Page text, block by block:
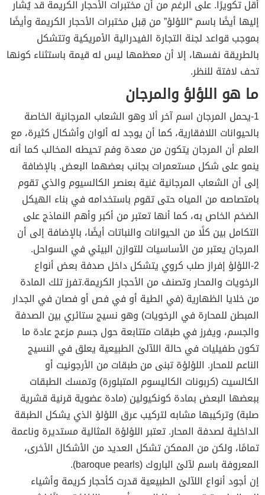
أقل تكويرًا. على الرغم من أن مختبرات الأحجار الكريمة قد يُشار
إليها أيضًا باسم “اللؤلؤ” من قِبل مختبرات الأحجار الكريمة وأيضًا
بموجب قواعد لجنة التجارة الفيدرالية الأمريكية وتتشكل
بالطريقة نفسها، إلا أن معظمها ليس له قيمة باستثناء كونها
تحف لافتة للنظر.
ما هو اللؤلؤ والمرجان
1-يحمل المرجان اسم آخر ألا وهو الشعاب المرجانية الخاصة
بالحيوانات اللافقارية، كما أن يوجد له ألوان وأشكال كثيرة، مع
العلم أن المرجان يتكون من معدة وفم تحيطه المخالب كما أنه
ينمو على شكل مستعمرات بجانب بعضهما البعض. بالإضافة
إلى أن الشعاب المرجانية غنية بعنصر الكالسيوم والذي تقوم
بامتصاصه من المياه حتى تقوم باستخدامه في بناء الهيكل
الضخم الخاص به، كما أنها تعتبر من أكبر وأهم النماذج على
التكامل بين كلًا من الحيوانات والنباتات أيضًا، بالإضافة إلى أن
المرجان يعتبر من الأساسيات للتوازن البيئي في السواحل.
2-اللؤلؤ إفراز صلب كروي يتشكل داخل صدفة بعض أنواع
الرخويات والمحار وتصنف من الأحجار الكريمة.تفرز تلك المادة
من خلايا الظهارية (في الطية أو في فص أو فصان في الجدار
المبطن للمحارة في الرخويات) وهو نسيج ستائري بين الصدفة
والجسم، ويفرز في طبقات متتابعة حول جسم مزعج عادة ما
تكون طفيليات في حالة اللآلئ الطبيعية يعلق في النسيج
الناعم للمحار. اللؤلؤة تبنى من طبقات من الأرجونيت أو
الكالسيت (كربونات الكاليسوم المتبلورة) وتمسك الطبقات
ببعضها البعض بمادة كونكيولين (مادة عضوية قرنية قشرية
صلبة) وتركيبها مشابه لتركيب عرق اللؤلؤ الذي يشكل الطبقة
الداخلية لصدفة المحار. تعتبر اللؤلؤة المثالية مستديرة وناعمة
تمامًا، ولكن من الممكن تشكل العديد من الأشكال الأخرى،
المعروفة باسم لآلئ الباروك (baroque pearls).
إن أجود أنواع اللآلئ الطبيعية قدرت كأحجار كريمة وأشياء